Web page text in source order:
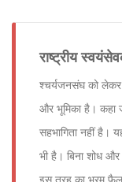
राष्ट्रीय
श्चर्यजनसंघ को लेकर
और भूमिका है। कहा
सहभागिता नहीं है।
भी है। बिना शोध
इस तरह का भ्रम